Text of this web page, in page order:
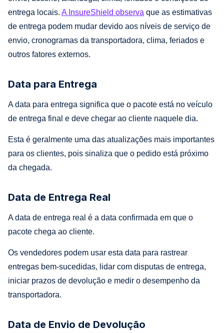
entrega locais. A InsureShield observa que as estimativas
de entrega podem mudar devido aos níveis de serviço de
envio, cronogramas da transportadora, clima, feriados e
outros fatores externos.
Data para Entrega
A data para entrega significa que o pacote está no veículo
de entrega final e deve chegar ao cliente naquele dia.
Esta é geralmente uma das atualizações mais importantes
para os clientes, pois sinaliza que o pedido está próximo
da chegada.
Data de Entrega Real
A data de entrega real é a data confirmada em que o
pacote chega ao cliente.
Os vendedores podem usar esta data para rastrear
entregas bem-sucedidas, lidar com disputas de entrega,
iniciar prazos de devolução e medir o desempenho da
transportadora.
Data de Envio de Devolução